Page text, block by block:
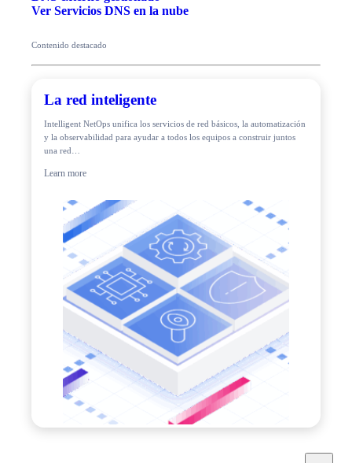
Ver Servicios DNS en la nube
Contenido destacado
La red inteligente
Intelligent NetOps unifica los servicios de red básicos, la automatización
y la observabilidad para ayudar a todos los equipos a construir juntos
una red…
Learn more